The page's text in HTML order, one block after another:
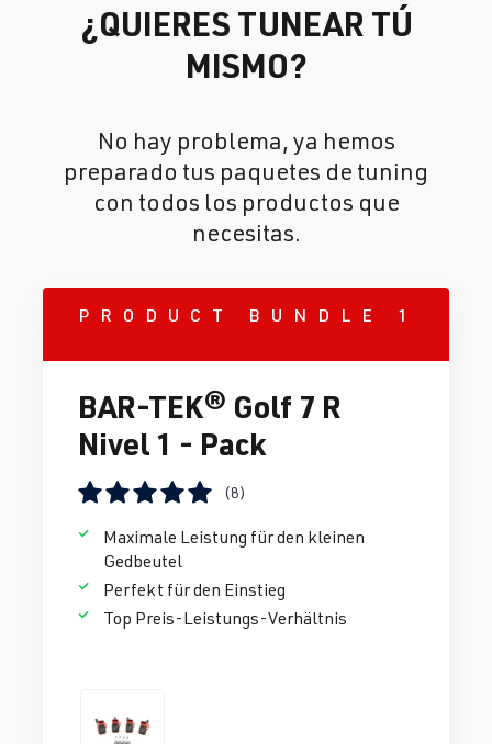
¿QUIERES TUNEAR TÚ
MISMO?
No hay problema, ya hemos
preparado tus paquetes de tuning
con todos los productos que
necesitas.
PRODUCT BUNDLE 1
BAR-TEK® Golf 7 R
Nivel 1 - Pack
(8)
Maximale Leistung für den kleinen
Gedbeutel
Perfekt für den Einstieg
Top Preis-Leistungs-Verhältnis